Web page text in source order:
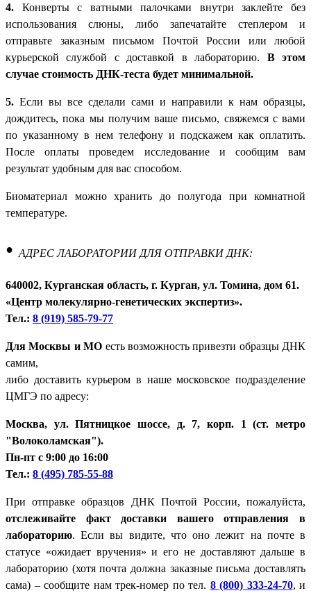
4. Конверты с ватными палочками внутри заклейте без
использования слюны, либо запечатайте степлером и
отправьте заказным письмом Почтой России или любой
курьерской службой с доставкой в лабораторию. В этом
случае стоимость ДНК-теста будет минимальной.
5. Если вы все сделали сами и направили к нам образцы,
дождитесь, пока мы получим ваше письмо, свяжемся с вами
по указанному в нем телефону и подскажем как оплатить.
После оплаты проведем исследование и сообщим вам
результат удобным для вас способом.
Биоматериал можно хранить до полугода при комнатной
температуре.
• АДРЕС ЛАБОРАТОРИИ ДЛЯ ОТПРАВКИ ДНК:
640002, Курганская область, г. Курган, ул. Томина, дом 61.
«Центр молекулярно-генетических экспертиз».
Тел.: 8 (919) 585-79-77
Для Москвы и МО есть возможность привезти образцы ДНК
самим,
либо доставить курьером в наше московское подразделение
ЦМГЭ по адресу:
Москва, ул. Пятницкое шоссе, д. 7, корп. 1 (ст. метро
"Волоколамская").
Пн-пт с 9:00 до 16:00
Тел.: 8 (495) 785-55-88
При отправке образцов ДНК Почтой России, пожалуйста,
отслеживайте факт доставки вашего отправления в
лабораторию. Если вы видите, что оно лежит на почте в
статусе «ожидает вручения» и его не доставляют дальше в
лабораторию (хотя почта должна заказные письма доставлять
сама) – сообщите нам трек-номер по тел. 8 (800) 333-24-70, и